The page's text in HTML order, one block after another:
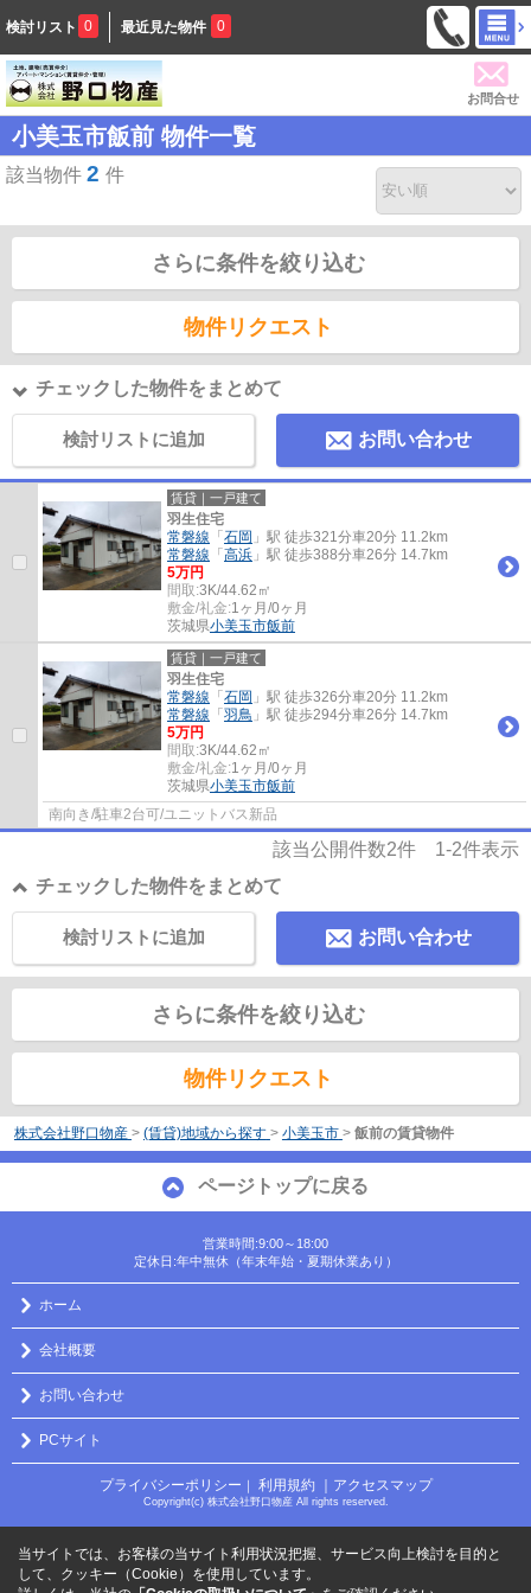
検討リスト 0 最近見た物件 0
お問合せ
小美玉市飯前 物件一覧
該当物件 2 件
さらに条件を絞り込む
物件リクエスト
チェックした物件をまとめて
検討リストに追加 お問い合わせ
賃貸｜一戸建て
羽生住宅
常磐線 「 石岡 」駅 徒歩321分車20分 11.2km
常磐線 「 高浜 」駅 徒歩388分車26分 14.7km
5万円
間取:3K/44.62㎡
敷金/礼金:1ヶ月/0ヶ月
茨城県小美玉市飯前
賃貸｜一戸建て
羽生住宅
常磐線 「 石岡 」駅 徒歩326分車20分 11.2km
常磐線 「 羽鳥 」駅 徒歩294分車26分 14.7km
5万円
間取:3K/44.62㎡
敷金/礼金:1ヶ月/0ヶ月
茨城県小美玉市飯前
南向き/駐車2台可/ユニットバス新品
該当公開件数2件 1-2件表示
チェックした物件をまとめて
お問い合わせ
検討リストに追加
さらに条件を絞り込む
物件リクエスト
株式会社野口物産 > (賃貸)地域から探す > 小美玉市 > 飯前の賃貸物件
ページトップに戻る
営業時間:9:00～18:00
定休日:年中無休（年末年始・夏期休業あり）
ホーム
会社概要
お問い合わせ
PCサイト
プライバシーポリシー ｜ 利用規約 ｜アクセスマップ
Copyright(c) 株式会社野口物産 All rights reserved.
当サイトでは、お客様の当サイト利用状況把握、サービス向上検討を目的と
して、クッキー（Cookie）を使用しています。